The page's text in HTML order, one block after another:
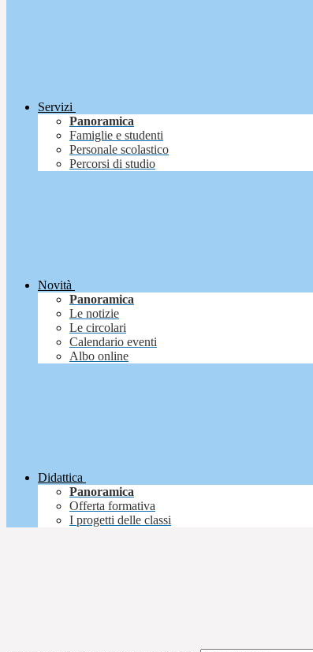
Servizi
Panoramica
Famiglie e studenti
Personale scolastico
Percorsi di studio
Novità
Panoramica
Le notizie
Le circolari
Calendario eventi
Albo online
Didattica
Panoramica
Offerta formativa
I progetti delle classi